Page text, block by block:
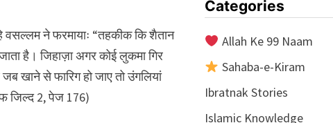
ने फरमायाः “तहकीक कि शैतान
है। जिहाज़ा अगर कोई लुकमा गिर
से फारिग हो जाए तो उंगलियां
जिल्द 2, पेज 176)
Categories
Allah Ke 99 Naam
Sahaba-e-Kiram
Ibratnak Stories
Islamic Knowledge